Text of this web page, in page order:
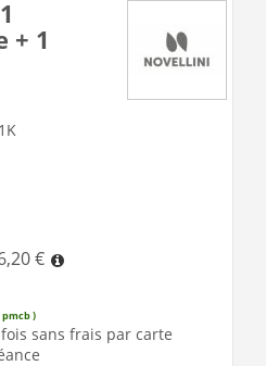
+ 1
€
)
sans frais par carte